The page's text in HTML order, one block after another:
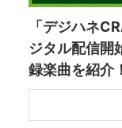
「デジハネ
ジタル配信開
録楽曲を紹介！